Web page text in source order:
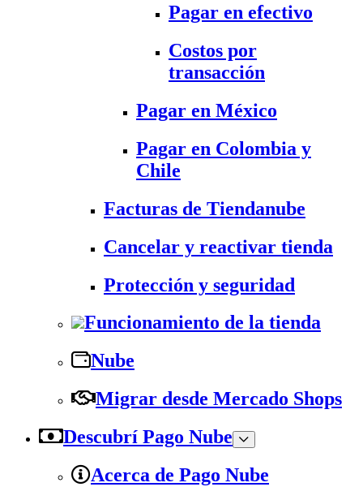
Pagar en efectivo
Costos por
transacción
Pagar en México
Pagar en Colombia y
Chile
Facturas de Tiendanube
Cancelar y reactivar tienda
Protección y seguridad
Funcionamiento de la tienda
Nube
Migrar desde Mercado Shops
Descubrí Pago Nube
Acerca de Pago Nube